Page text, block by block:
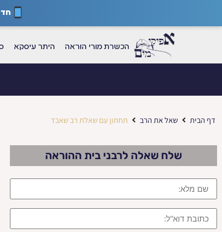
הכשרת מורי הוראה היתר עיסקא
דף הבית שאל את הרב תחתון עם שאלת רב שאבד
שלח שאלה לרבני בית ההוראה